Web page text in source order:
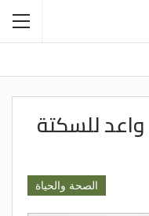
واعد للسكتة
الصحة والحياة